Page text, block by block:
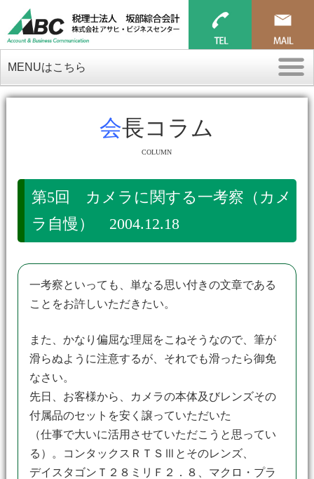
MENUはこちら
会長コラム
COLUMN
第5回 カメラに関する一考察（カメ
ラ自慢） 2004.12.18
一考察といっても、単なる思い付きの文章である
ことをお許しいただきたい。
また、かなり偏屈な理屈をこねそうなので、筆が
滑らぬように注意するが、それでも滑ったら御免
なさい。
先日、お客様から、カメラの本体及びレンズその
付属品のセットを安く譲っていただいた
（仕事で大いに活用させていただこうと思ってい
る）。コンタックスＲＴＳⅢとそのレンズ、
デイスタゴンＴ２８ミリＦ２．８、マクロ・プラ